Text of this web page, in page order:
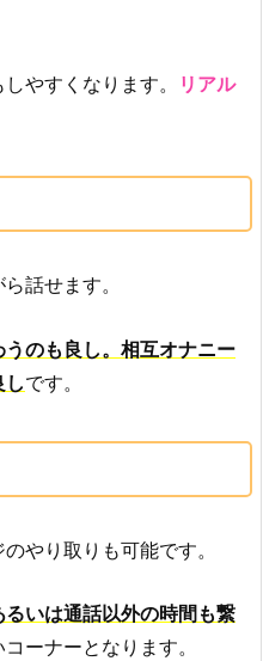
やすくなります。
リアル
話せます。
のも良し。相互オナニー
です。
やり取りも可能です。
いは通話以外の時間も繋
ーナーとなります。